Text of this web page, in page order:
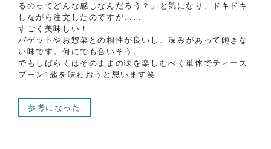
るのってどんな感じなんだろう？」と気になり、ドキドキ
しながら注文したのですが……
すごく美味しい！
バゲットやお惣菜との相性が良いし、深みがあって飽きな
い味です。何にでも合いそう。
でもしばらくはそのままの味を楽しむべく単体でティース
プーン1匙を味わおうと思います笑
参考になった